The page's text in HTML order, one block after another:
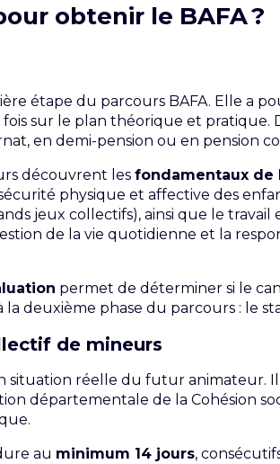
obtenir le BAFA ?
étape du parcours BAFA. Elle a
sur le plan théorique et pratique.
en demi-pension ou en pension
découvrent les fondamentaux de
physique et affective des
jeux collectifs), ainsi que le
de la vie quotidienne et la
permet de déterminer si le
la deuxième phase du parcours : le
de mineurs
situation réelle du futur animateur.
départementale de la Cohésion
au minimum 14 jours,